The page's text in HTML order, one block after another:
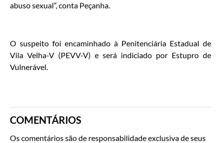
abuso sexual”, conta Peçanha.
O suspeito foi encaminhado à Penitenciária Estadual de
Vila Velha-V (PEVV-V) e será indiciado por Estupro de
Vulnerável.
COMENTÁRIOS
Os comentários são de responsabilidade exclusiva de seus